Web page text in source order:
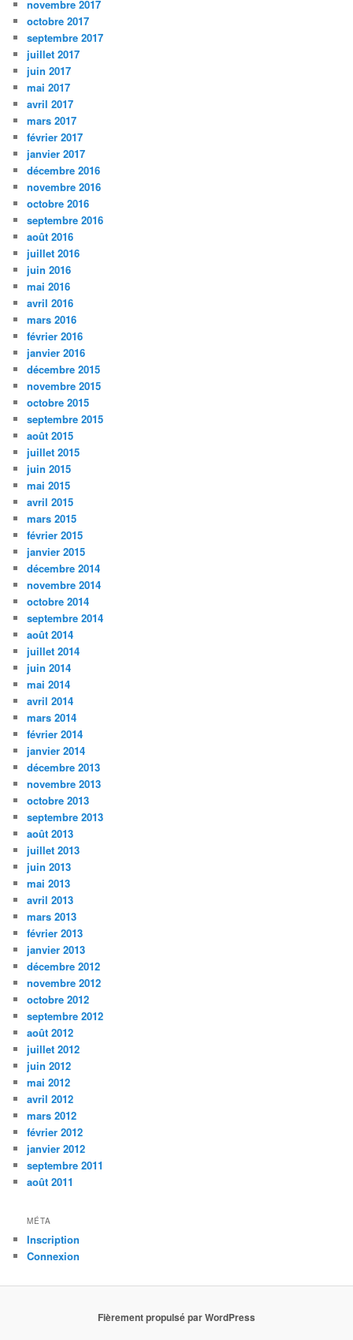
novembre 2017
octobre 2017
septembre 2017
juillet 2017
juin 2017
mai 2017
avril 2017
mars 2017
février 2017
janvier 2017
décembre 2016
novembre 2016
octobre 2016
septembre 2016
août 2016
juillet 2016
juin 2016
mai 2016
avril 2016
mars 2016
février 2016
janvier 2016
décembre 2015
novembre 2015
octobre 2015
septembre 2015
août 2015
juillet 2015
juin 2015
mai 2015
avril 2015
mars 2015
février 2015
janvier 2015
décembre 2014
novembre 2014
octobre 2014
septembre 2014
août 2014
juillet 2014
juin 2014
mai 2014
avril 2014
mars 2014
février 2014
janvier 2014
décembre 2013
novembre 2013
octobre 2013
septembre 2013
août 2013
juillet 2013
juin 2013
mai 2013
avril 2013
mars 2013
février 2013
janvier 2013
décembre 2012
novembre 2012
octobre 2012
septembre 2012
août 2012
juillet 2012
juin 2012
mai 2012
avril 2012
mars 2012
février 2012
janvier 2012
septembre 2011
août 2011
MÉTA
Inscription
Connexion
Fièrement propulsé par WordPress